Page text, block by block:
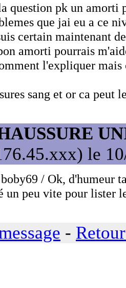
question pk un amorti
que jai eu a ce
certain maintenant
amorti pourrais
l'expliquer mais
sang et or ca peut
le
/ Ok, d'humeur
un peu vite pour lister
-